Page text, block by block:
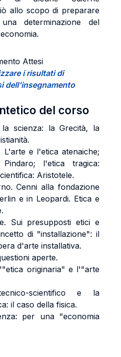
allo scopo di preparare
determinazione del
Attesi
i risultati di
dell'insegnamento
del corso
scienza: la Grecità, la
L'arte e l'etica atenaiche;
l'etica tragica:
Aristotele.
Cenni alla fondazione
e in Leopardi. Etica e
Sui presupposti etici e
di "installazione": il
d'arte installativa.
aperte.
originaria" e l'"arte
scientifico e la
il caso della fisica.
per una "economia